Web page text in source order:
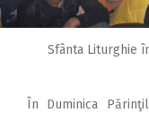
Sfânta Liturghie
În Duminica